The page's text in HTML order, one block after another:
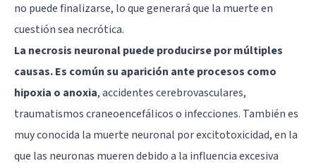
no puede finalizarse, lo que generará que la muerte en
cuestión sea necrótica.
La necrosis neuronal puede producirse por múltiples
causas. Es común su aparición ante procesos como
hipoxia o anoxia, accidentes cerebrovasculares,
traumatismos craneoencefálicos o infecciones. También es
muy conocida la muerte neuronal por excitotoxicidad, en la
que las neuronas mueren debido a la influencia excesiva